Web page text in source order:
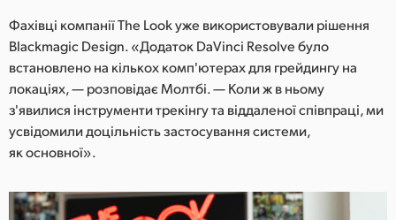
Фахівці компанії The Look уже використовували рішення
Blackmagic Design. «Додаток DaVinci Resolve було
встановлено на кількох комп'ютерах для грейдингу на
локаціях, — розповідає Молтбі. — Коли ж в ньому
з'явилися інструменти трекінгу та віддаленої співпраці, ми
усвідомили доцільність застосування системи,
як основної».